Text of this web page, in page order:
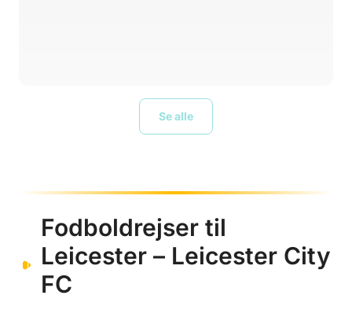
Se alle
Fodboldrejser til
Leicester – Leicester City
FC